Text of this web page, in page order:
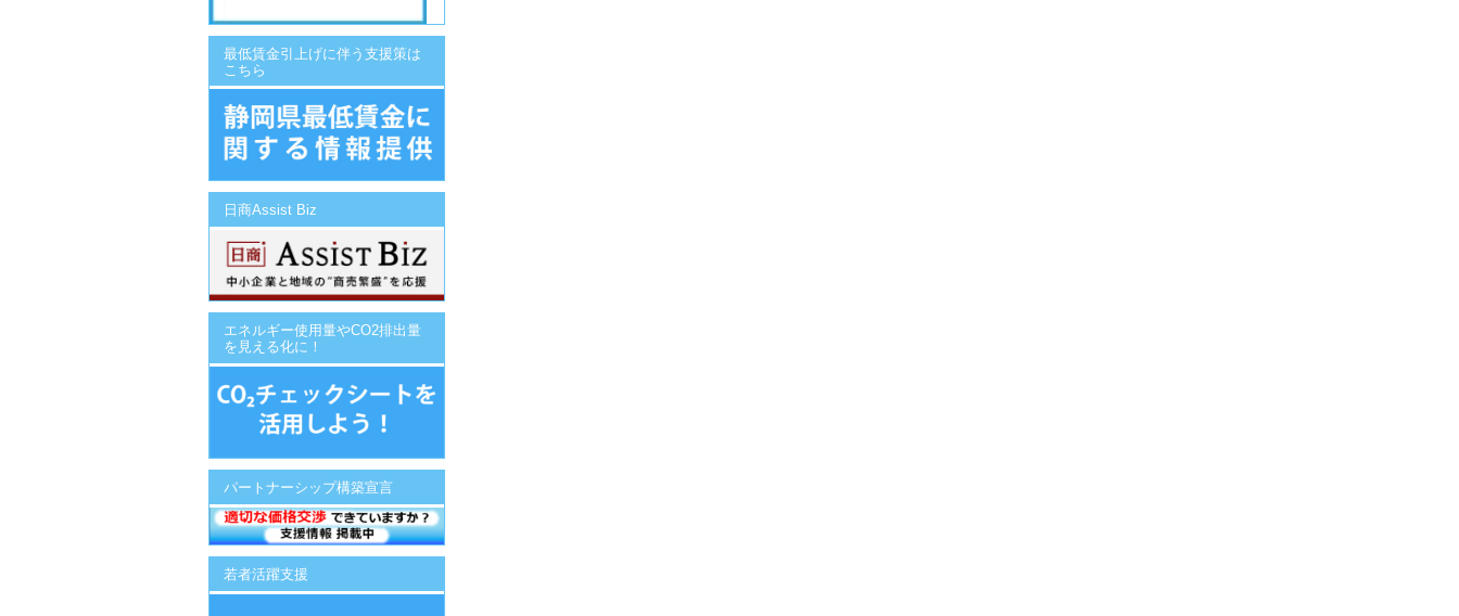
最低賃金引上げに伴う支援策は
こちら
日商Assist Biz
エネルギー使用量やCO2排出量
を見える化に！
パートナーシップ構築宣言
若者活躍支援